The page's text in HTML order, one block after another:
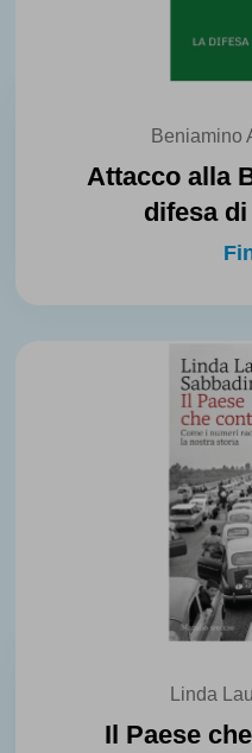
Beniamino
Attacco alla
difesa
Linda
Il Paese